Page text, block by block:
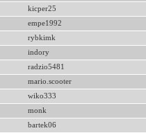
kicper25
empe1992
rybkimk
indory
radzio5481
mario.scooter
wiko333
monk
bartek06